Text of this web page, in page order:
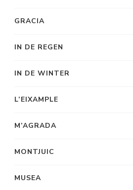
GRACIA
IN DE REGEN
IN DE WINTER
L’EIXAMPLE
M’AGRADA
MONTJUIC
MUSEA